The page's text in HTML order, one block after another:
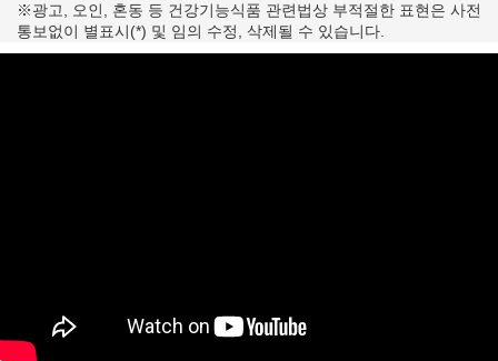
※광고, 오인, 혼동 등 건강기능식품 관련법상 부적절한 표현은 사전
통보없이 별표시(*) 및 임의 수정, 삭제될 수 있습니다.